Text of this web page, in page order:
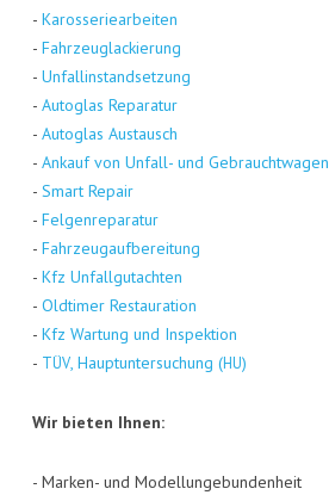
- Karos­se­rie­ar­bei­ten
- Fahr­zeug­la­ckie­rung
- Unfall­in­stand­set­zung
- Auto­glas Repa­ra­tur
- Auto­glas Aus­tausch
- Ankauf von Unfall- und Gebraucht­wa­gen
- Smart Repair
- Fel­gen­re­pa­ra­tur
- Fahr­zeug­auf­be­rei­tung
- Kfz Unfall­gut­ach­ten
- Old­ti­mer Restau­ra­ti­on
- Kfz War­tung und Inspek­ti­on
- TÜV, Haupt­un­ter­su­chung (HU)
Wir bie­ten Ihnen:
- Mar­ken- und Model­lun­ge­bun­den­heit